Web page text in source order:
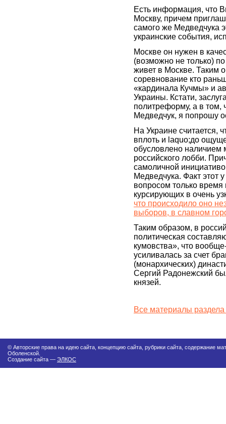
Есть информация, что
Москву, причем
самого же Медведчука
украинские события,
Москве он нужен в
(возможно не только)
живет в Москве. Таким
соревнование кто
«кардинала Кучмы» и
Украины. Кстати,
политреформу, а в том,
Медведчук, я попрошу
На Украине считается,
вплоть и laquo;до
обусловлено
российского лобби.
самоличной
Медведчука. Факт этот
вопросом только
курсирующих в очень
что происходило оно
выборов, в славном
Таким образом, в
политическая
кумовства», что
усиливалась за счет
(монархических)
Сергий Радонежский
князей.
Все материалы
© Авторские права на идею сайта, концепцию сайта, рубрики сайта, содержание
Оболенской.
Создание сайта — ЭЛКОС